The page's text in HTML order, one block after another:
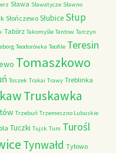
Sława Sławatycze Sławno
Słończewo Słubice Słup
Tabórz Takomyśle Tantow Tarczyn
Teodorówka Teofile Teresin
Tomaszkowo
Toszek Trakai Trawy Treblinka
Truskawka
Trzebuń Trzemeszno Lubuskie
Tuczki Tujsk Tum Turośl
Tynwałd Tyłowo